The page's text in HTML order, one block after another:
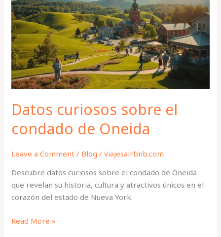
Datos curiosos sobre el
condado de Oneida
Leave a Comment / Blog /viajesairbnb.com
Descubre datos curiosos sobre el condado de Oneida
que revelan su historia, cultura y atractivos únicos en el
corazón del estado de Nueva York.
sobre
el
condado
de
Oneida
Read More »